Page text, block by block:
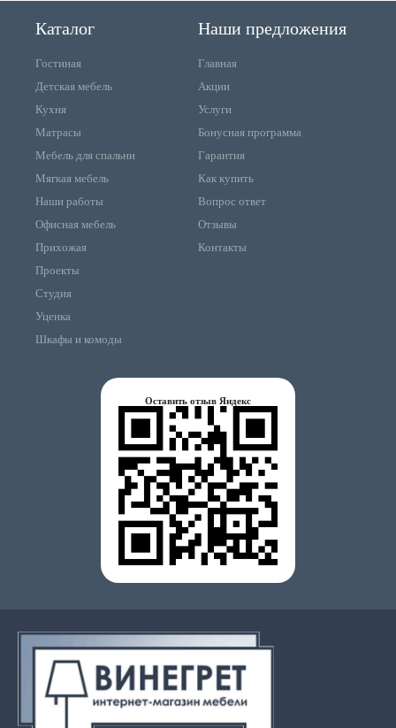
Каталог
Гостиная
Детская мебель
Кухня
Матрасы
Мебель для спальни
Мягкая мебель
Наши работы
Офисная мебель
Прихожая
Проекты
Студия
Уценка
Шкафы и комоды
Наши предложения
Главная
Акции
Услуги
Бонусная программа
Гарантия
Как купить
Вопрос ответ
Отзывы
Контакты
Оставить отзыв Яндекс